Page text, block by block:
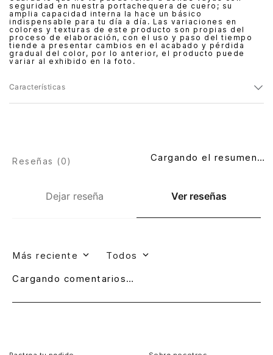
seguridad en nuestra portachequera de cuero; su
amplia capacidad interna la hace un básico
indispensable para tu día a día. Las variaciones en
colores y texturas de este producto son propias del
proceso de elaboración, con el uso y paso del tiempo
tiende a presentar cambios en el acabado y pérdida
gradual del color, por lo anterior, el producto puede
variar al exhibido en la foto.
Características
Dejar reseña Ver reseñas
Reseñas (0) Cargando el resumen…
Más reciente Todos
Cargando comentarios…